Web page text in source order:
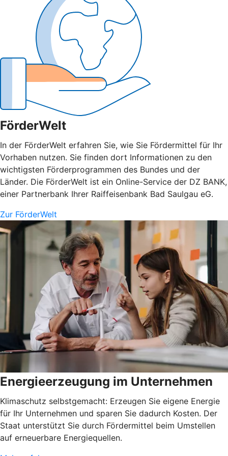
FörderWelt
In der FörderWelt erfahren Sie, wie Sie Fördermittel für Ihr
Vorhaben nutzen. Sie finden dort Informationen zu den
wichtigsten Förderprogrammen des Bundes und der
Länder. Die FörderWelt ist ein Online-Service der DZ BANK,
einer Partnerbank Ihrer Raiffeisenbank Bad Saulgau eG.
Zur FörderWelt
Energieerzeugung im Unternehmen
Klimaschutz selbstgemacht: Erzeugen Sie eigene Energie
für Ihr Unternehmen und sparen Sie dadurch Kosten. Der
Staat unterstützt Sie durch Fördermittel beim Umstellen
auf erneuerbare Energiequellen.